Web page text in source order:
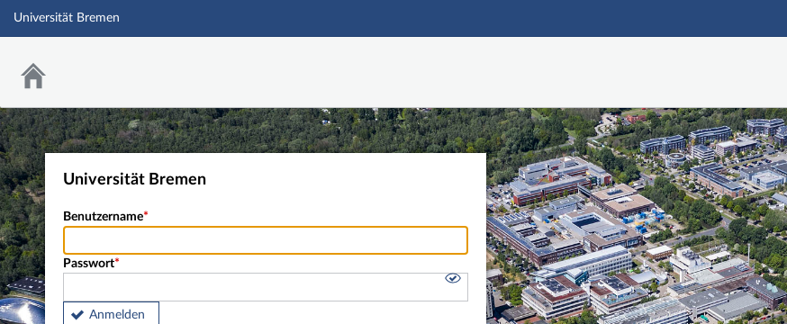
Hauptnavigation
Universität Bremen
Universität Bremen
Benutzername
Passwort
Anmelden